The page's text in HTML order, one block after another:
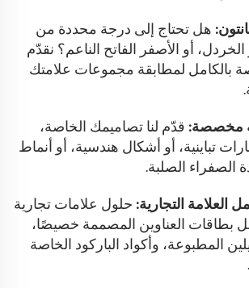
هل تحتاج إلى درجة محددة من
الخردل، أو الأصفر الفاتح الناعم؟ نقدّم
لمطابقة مجموعات علامتك
مخصصة: قدّم لنا تصاميمك الخاصة،
تباينية، أو أشكال هندسية، أو أنماط
الصفراء الصلبة.
العلامة التجارية: حلول علامات تجارية
بطاقات العناوين المصممة خصيصًا،
المطبوعة، وأكواد الباركود الخاصة